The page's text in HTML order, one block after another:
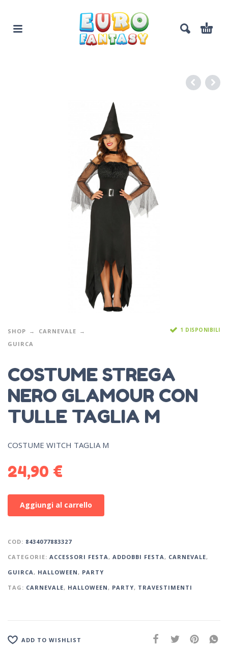
SHOP
CARNEVALE
GUIRCA
1 DISPONIBILI
COSTUME STREGA
NERO GLAMOUR CON
TULLE TAGLIA M
COSTUME WITCH TAGLIA M
24,90 €
Aggiungi al carrello
COD: 8434077883327
CATEGORIE: ACCESSORI FESTA, ADDOBBI FESTA, CARNEVALE,
GUIRCA, HALLOWEEN, PARTY
TAG: CARNEVALE, HALLOWEEN, PARTY, TRAVESTIMENTI
ADD TO WISHLIST